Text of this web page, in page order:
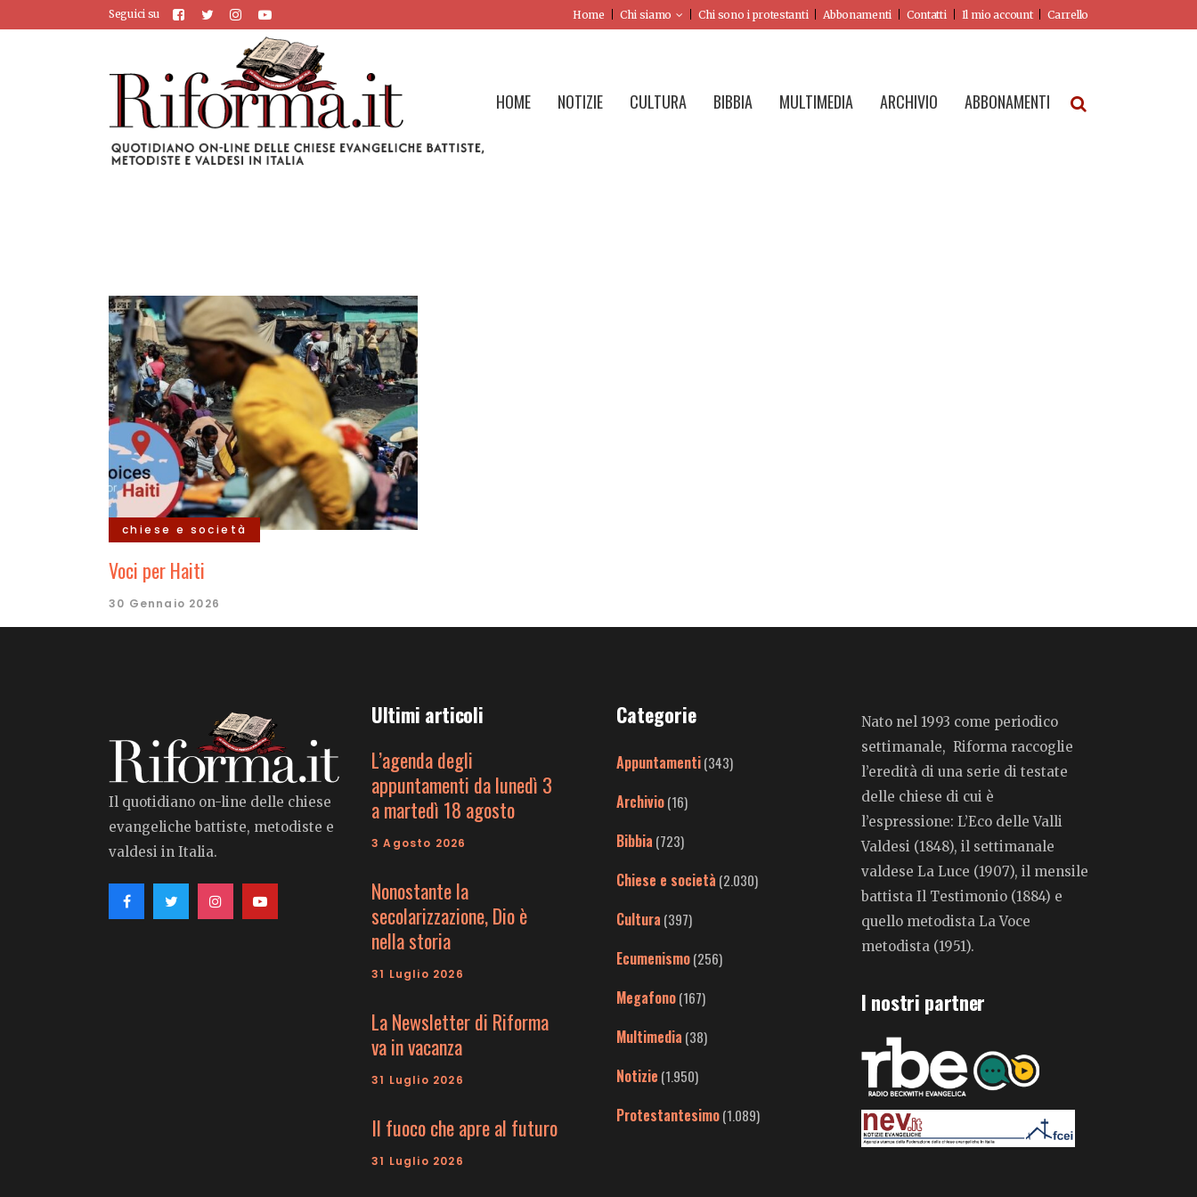
Seguici su Home Chi siamo Chi sono i protestanti Abbonamenti Contatti Il mio account Carrello
HOME NOTIZIE CULTURA BIBBIA MULTIMEDIA ARCHIVIO ABBONAMENTI
chiese e società
Voci per Haiti
30 Gennaio 2026
Il quotidiano on-line delle chiese
evangeliche battiste, metodiste e
valdesi in Italia.
Ultimi articoli
L’agenda degli
appuntamenti da lunedì 3
a martedì 18 agosto
3 Agosto 2026
Nonostante la
secolarizzazione, Dio è
nella storia
31 Luglio 2026
La Newsletter di Riforma
va in vacanza
31 Luglio 2026
Il fuoco che apre al futuro
31 Luglio 2026
Categorie
Appuntamenti(343)
Archivio(16)
Bibbia (723)
Chiese e società (2.030)
Cultura (397)
Ecumenismo(256)
Megafono(167)
Multimedia (38)
Notizie (1.950)
Protestantesimo(1.089)
Nato nel 1993 come periodico
settimanale, Riforma raccoglie
l’eredità di una serie di testate
delle chiese di cui è
l’espressione: L’Eco delle Valli
Valdesi (1848), il settimanale
valdese La Luce (1907), il mensile
battista Il Testimonio (1884) e
quello metodista La Voce
metodista (1951).
I nostri partner